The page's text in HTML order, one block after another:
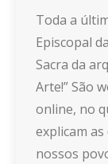
Toda a
Episcopal
Sacra da
Arte!” São
online, no
explicam
nossos